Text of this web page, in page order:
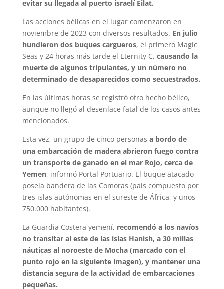
evitar su llegada al puerto israelí Eilat.
Las acciones bélicas en el lugar comenzaron en
noviembre de 2023 con diversos resultados. En julio
hundieron dos buques cargueros, el primero Magic
Seas y 24 horas más tarde el Eternity C, causando la
muerte de algunos tripulantes, y un número no
determinado de desaparecidos como secuestrados.
En las últimas horas se registró otro hecho bélico,
aunque no llegó al desenlace fatal de los casos antes
mencionados.
Esta vez, un grupo de cinco personas a bordo de
una embarcación de madera abrieron fuego contra
un transporte de ganado en el mar Rojo, cerca de
Yemen, informó Portal Portuario. El buque atacado
poseía bandera de las Comoras (país compuesto por
tres islas autónomas en el sureste de África, y unos
750.000 habitantes).
La Guardia Costera yemení, recomendó a los navíos
no transitar al este de las islas Hanish, a 30 millas
náuticas al noroeste de Mocha (marcado con el
punto rojo en la siguiente imagen), y mantener una
distancia segura de la actividad de embarcaciones
pequeñas.